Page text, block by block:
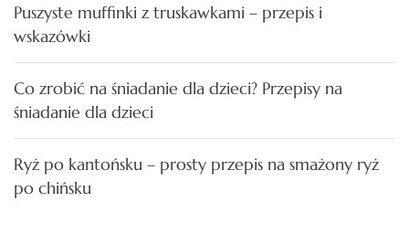
Puszyste muffinki z truskawkami – przepis i
wskazówki
Co zrobić na śniadanie dla dzieci? Przepisy na
śniadanie dla dzieci
Ryż po kantońsku – prosty przepis na smażony ryż
po chińsku